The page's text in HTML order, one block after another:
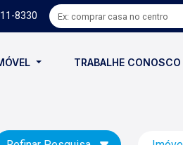
8330
TRABALHE CONOSCO